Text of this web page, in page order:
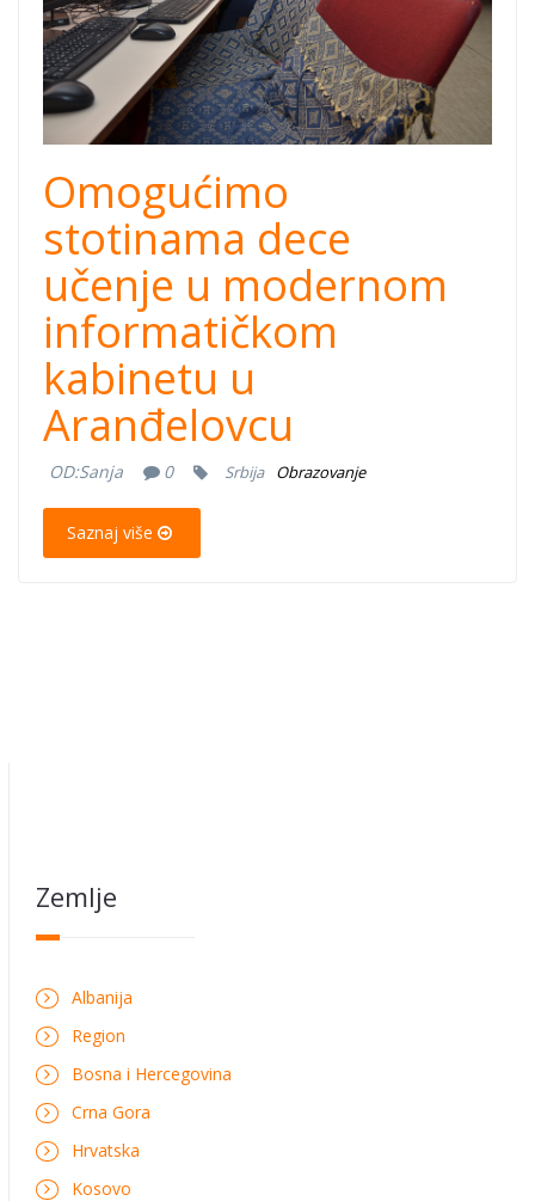
Omogućimo
stotinama dece
učenje u modernom
informatičkom
kabinetu u
Aranđelovcu
OD:Sanja 0 Srbija Obrazovanje
Saznaj više
Zemlje
Albanija
Region
Bosna i Hercegovina
Crna Gora
Hrvatska
Kosovo